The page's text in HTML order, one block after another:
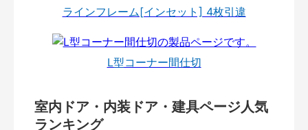
ラインフレーム[インセット] 4枚引違
L型コーナー間仕切
室内ドア・内装ドア・建具ページ人気
ランキング